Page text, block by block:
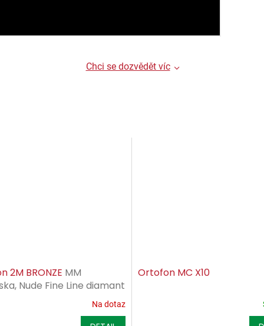
Chci se dozvědět víc
2M BRONZE MM
Nude Fine Line diamant
Na dotaz
Ortofon MC X10